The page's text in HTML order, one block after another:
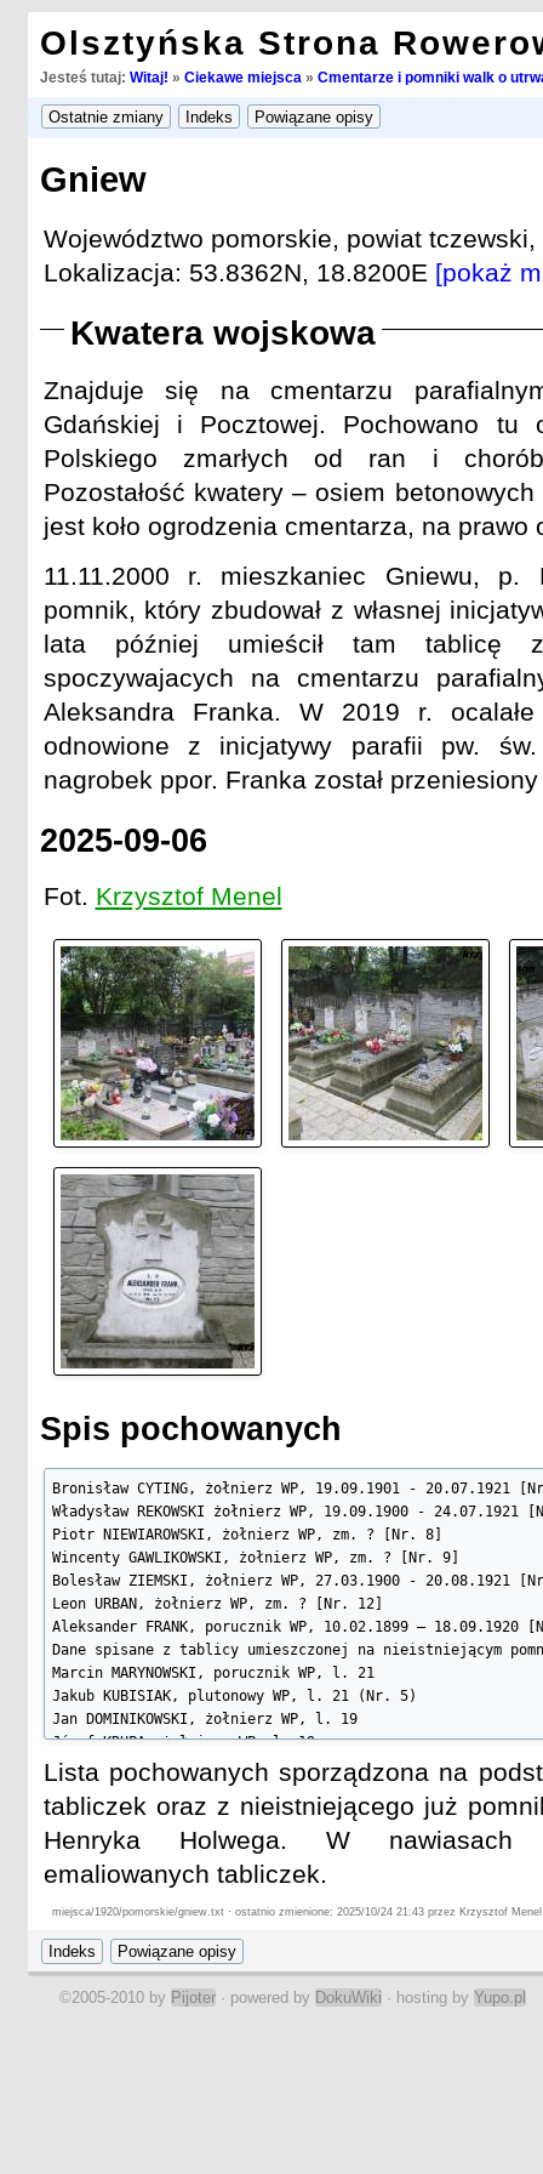
Olsztyńska Strona
Jesteś tutaj: Witaj! » Ciekawe miejsca » Cmentarze i pomniki walk o
Gniew
Województwo pomorskie, powiat tczewski,
Lokalizacja: 53.8362N, 18.8200E [pokaż
Kwatera wojskowa
Znajduje się na cmentarzu
Gdańskiej i Pocztowej. Pochowano tu
Polskiego zmarłych od ran i
Pozostałość kwatery – osiem
jest koło ogrodzenia cmentarza, na prawo
11.11.2000 r. mieszkaniec Gniewu, p.
pomnik, który zbudował z własnej
lata później umieścił tam tablicę z
spoczywajacych na cmentarzu
Aleksandra Franka. W 2019 r. ocalałe
odnowione z inicjatywy parafii pw.
nagrobek ppor. Franka został
2025-09-06
Fot. Krzysztof Menel
Spis pochowanych
Bronisław CYTING, żołnierz WP, 19.09.1901 - 20.07.1921
Władysław REKOWSKI żołnierz WP, 19.09.1900 - 24.07.1921
Piotr NIEWIAROWSKI, żołnierz WP, zm. ? [Nr. 8]
Wincenty GAWLIKOWSKI, żołnierz WP, zm. ? [Nr. 9]
Bolesław ZIEMSKI, żołnierz WP, 27.03.1900 - 20.08.1921
Leon URBAN, żołnierz WP, zm. ? [Nr. 12]
Aleksander FRANK, porucznik WP, 10.02.1899 – 18.09.1920
Dane spisane z tablicy umieszczonej na nieistniejącym
Marcin MARYNOWSKI, porucznik WP, l. 21
Jakub KUBISIAK, plutonowy WP, l. 21 (Nr. 5)
Jan DOMINIKOWSKI, żołnierz WP, l. 19
Józef KRUPA, żołnierz WP, l. 19
Bronisław PAPKE, żołnierz WP, l. 20
Lista pochowanych sporządzona na
tabliczek oraz z nieistniejącego już
Henryka Holwega. W nawiasach
emaliowanych tabliczek.
miejsca/1920/pomorskie/gniew.txt · ostatnio zmienione: 2025/10/24 21:43 przez Krzysztof Menel
©2005-2010 by Pijoter · powered by DokuWiki · hosting by Yupo.pl